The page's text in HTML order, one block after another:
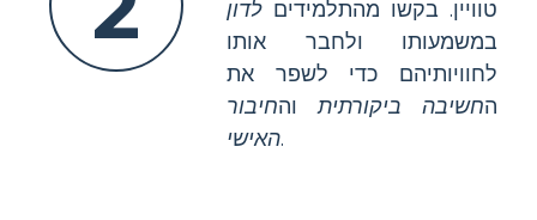
טוויין. בקשו מהתלמידים לדון
במשמעותו ולחבר אותו
לחוויותיהם כדי לשפר את
החשיבה ביקורתיתוהחיבור
האישי.